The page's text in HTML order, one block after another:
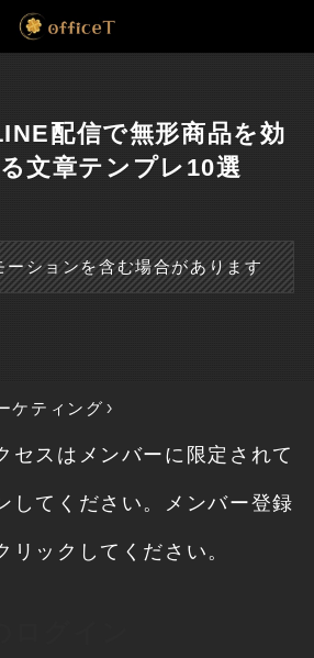
配信で無形商品を効
文章テンプレ10選
ーションを含む場合があります
ケティング
セスはメンバーに限定されて
してください。メンバー登録
リックしてください。